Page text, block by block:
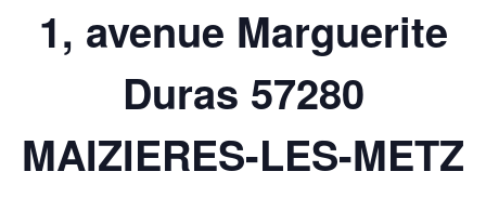
1, avenue Marguerite
Duras 57280
MAIZIERES-LES-METZ